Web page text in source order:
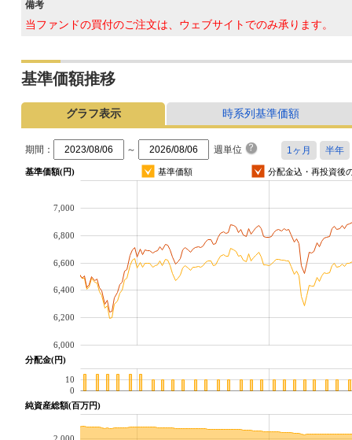
備考
当ファンドの買付のご注文は、ウェブサイトでのみ承ります。
基準価額推移
グラフ表示 時系列基準価額
期間： ～ 週単位
基準価額(円) 基準価額 分配金込・再投資後
6,000
6,200
6,400
6,600
6,800
7,000
分配金(円)
0
10
純資産総額(百万円)
2,000